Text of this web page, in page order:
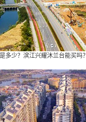
多少？滨江兴耀沐兰台能买吗？